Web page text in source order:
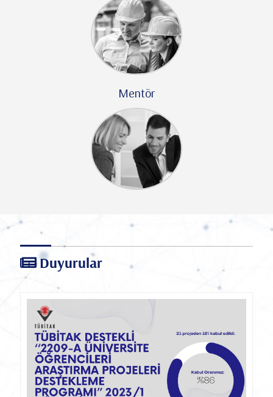
Mentör
Duyurular